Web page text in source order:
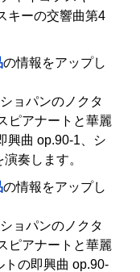
キーの交響曲第4
の情報をアップし
ョパンのノクタ
ピアナートと華麗
興曲 op.90-1、シ
奏します。
の情報をアップし
ョパンのノクタ
ピアナートと華麗
トの即興曲 op.90-